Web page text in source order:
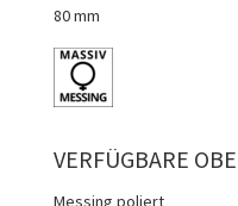
80 mm
VERFÜGBARE
Messing poliert